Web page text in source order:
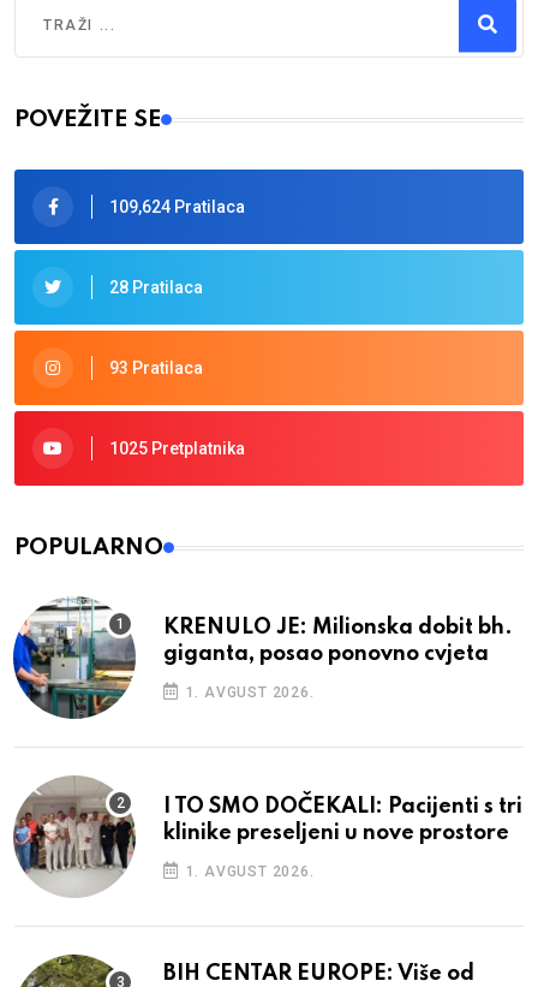
Type 2 or more characters for results.
POVEŽITE SE
109,624 Pratilaca
28 Pratilaca
93 Pratilaca
1025 Pretplatnika
POPULARNO
KRENULO JE: Milionska dobit bh.
giganta, posao ponovno cvjeta
1. AVGUST 2026.
I TO SMO DOČEKALI: Pacijenti s tri
klinike preseljeni u nove prostore
1. AVGUST 2026.
BIH CENTAR EUROPE: Više od